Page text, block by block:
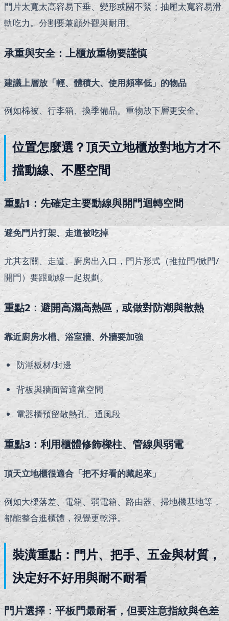
門片太寬太高容易下垂、變形或關不緊；抽屜太寬容易滑
軌吃力。分割要兼顧外觀與耐用。
承重與安全：上櫃放重物要謹慎
建議上層放「輕、體積大、使用頻率低」的物品
例如棉被、行李箱、換季備品。重物放下層更安全。
位置怎麼選？頂天立地櫃放對地方才不
擋動線、不壓空間
重點1：先確定主要動線與開門迴轉空間
避免門片打架、走道被吃掉
尤其玄關、走道、廚房出入口，門片形式（推拉門/掀門/
開門）要跟動線一起規劃。
重點2：避開高濕高熱區，或做對防潮與散熱
靠近廚房水槽、浴室牆、外牆要加強
防潮板材/封邊
背板與牆面留適當空間
電器櫃預留散熱孔、通風段
重點3：利用櫃體修飾樑柱、管線與弱電
頂天立地櫃很適合「把不好看的藏起來」
例如大樑落差、電箱、弱電箱、路由器、掃地機基地等，
都能整合進櫃體，視覺更乾淨。
裝潢重點：門片、把手、五金與材質，
決定好不好用與耐不耐看
門片選擇：平板門最耐看，但要注意指紋與色差